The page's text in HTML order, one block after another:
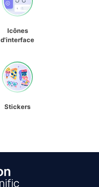
Icônes
d'interface
Stickers